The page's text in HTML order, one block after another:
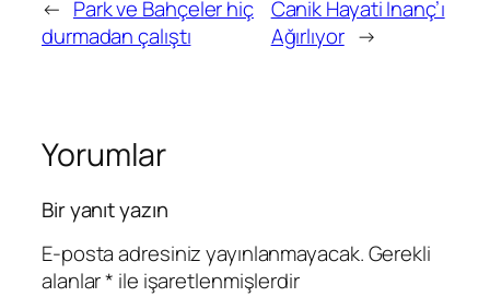
← Park ve Bahçeler hiç
durmadan çalıştı
Canik Hayati İnanç’ı
Ağırlıyor →
Yorumlar
Bir yanıt yazın
E-posta adresiniz yayınlanmayacak.Gerekli
alanlar* ile işaretlenmişlerdir